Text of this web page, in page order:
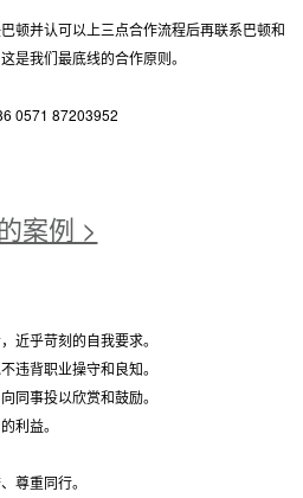
顿并认可以上三点合作流程后再联系巴顿和
是我们最底线的合作原则。
0571 87203952
案例 >
近乎苛刻的自我要求。
违背职业操守和良知。
同事投以欣赏和鼓励。
利益。
尊重同行。